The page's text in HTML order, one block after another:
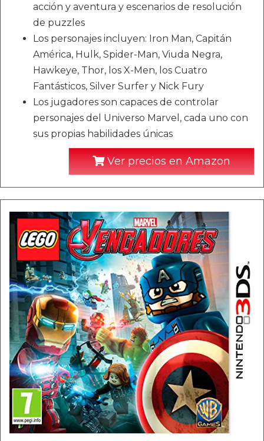
acción y aventura y escenarios de resolución
de puzzles
Los personajes incluyen: Iron Man, Capitán
América, Hulk, Spider-Man, Viuda Negra,
Hawkeye, Thor, los X-Men, los Cuatro
Fantásticos, Silver Surfer y Nick Fury
Los jugadores son capaces de controlar
personajes del Universo Marvel, cada uno con
sus propias habilidades únicas
Ver precios en Amazon